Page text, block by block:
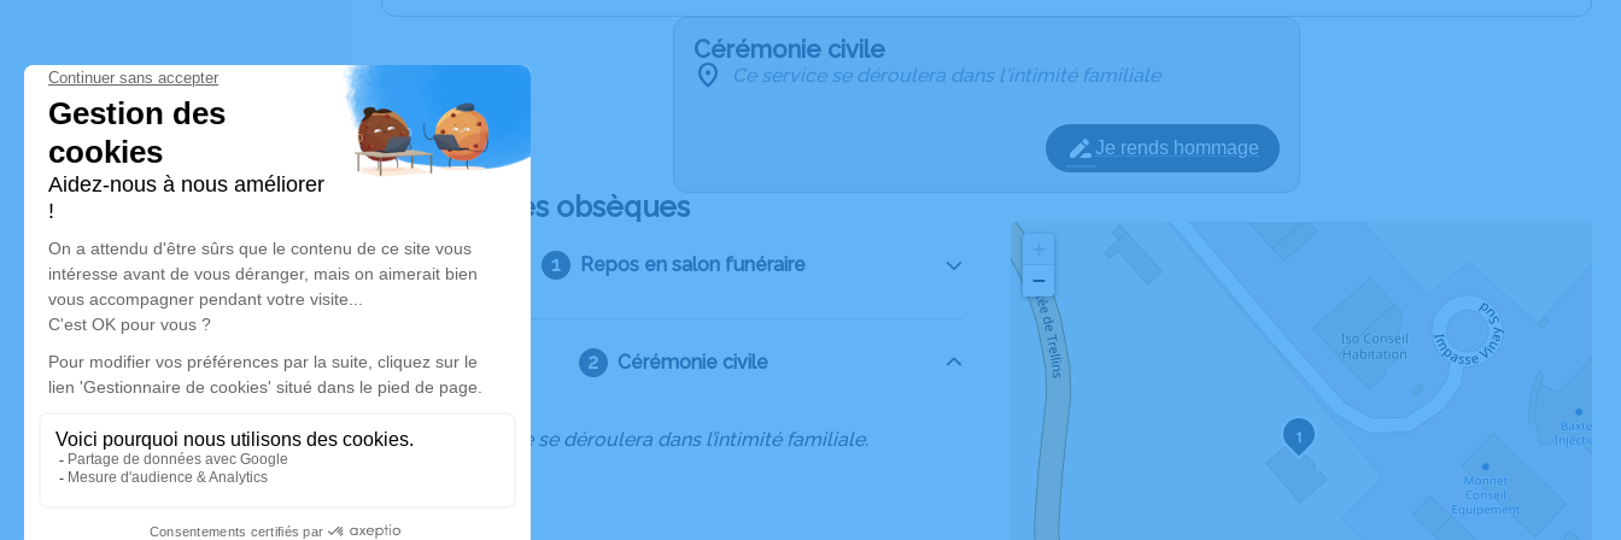
Cérémonie civile
Ce service se déroulera dans l'intimité familiale
Je rends hommage
Déroulé des obsèques
Repos en salon funéraire
Cérémonie civile
Ce service se déroulera dans l’intimité familiale. 1
−